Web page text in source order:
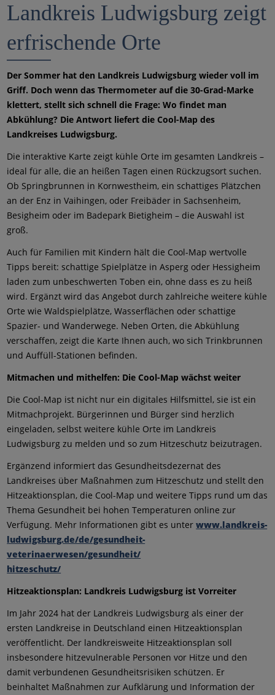
Landkreis Ludwigsburg zeigt
erfrischende Orte
Der Sommer hat den Landkreis Ludwigsburg wieder voll im
Griff. Doch wenn das Thermometer auf die 30-Grad-Marke
klettert, stellt sich schnell die Frage: Wo findet man
Abkühlung? Die Antwort liefert die Cool-Map des
Landkreises Ludwigsburg.
Die interaktive Karte zeigt kühle Orte im gesamten Landkreis –
ideal für alle, die an heißen Tagen einen Rückzugsort suchen.
Ob Springbrunnen in Kornwestheim, ein schattiges Plätzchen
an der Enz in Vaihingen, oder Freibäder in Sachsenheim,
Besigheim oder im Badepark Bietigheim – die Auswahl ist
groß.
Auch für Familien mit Kindern hält die Cool-Map wertvolle
Tipps bereit: schattige Spielplätze in Asperg oder Hessigheim
laden zum unbeschwerten Toben ein, ohne dass es zu heiß
wird. Ergänzt wird das Angebot durch zahlreiche weitere kühle
Orte wie Waldspielplätze, Wasserflächen oder schattige
Spazier- und Wanderwege. Neben Orten, die Abkühlung
verschaffen, zeigt die Karte Ihnen auch, wo sich Trinkbrunnen
und Auffüll-Stationen befinden.
Mitmachen und mithelfen: Die Cool-Map wächst weiter
Die Cool-Map ist nicht nur ein digitales Hilfsmittel, sie ist ein
Mitmachprojekt. Bürgerinnen und Bürger sind herzlich
eingeladen, selbst weitere kühle Orte im Landkreis
Ludwigsburg zu melden und so zum Hitzeschutz beizutragen.
Ergänzend informiert das Gesundheitsdezernat des
Landkreises über Maßnahmen zum Hitzeschutz und stellt den
Hitzeaktionsplan, die Cool-Map und weitere Tipps rund um das
Thema Gesundheit bei hohen Temperaturen online zur
Verfügung. Mehr Informationen gibt es unterwww.landkreis-
ludwigsburg.de/de/gesundheit-
veterinaerwesen/gesundheit/
hitzeschutz/
Hitzeaktionsplan: Landkreis Ludwigsburg ist Vorreiter
Im Jahr 2024 hat der Landkreis Ludwigsburg als einer der
ersten Landkreise in Deutschland einen Hitzeaktionsplan
veröffentlicht. Der landkreisweite Hitzeaktionsplan soll
insbesondere hitzevulnerable Personen vor Hitze und den
damit verbundenen Gesundheitsrisiken schützen. Er
beinhaltet Maßnahmen zur Aufklärung und Information der